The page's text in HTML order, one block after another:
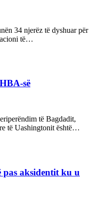
34 njerëz të dyshuar për
të…
së
të Bagdadit,
të Uashingtonit është…
pas aksidentit ku u